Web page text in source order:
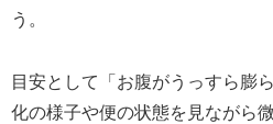
う。
目安として「お腹がうっすら膨
化の様子や便の状態を見ながら